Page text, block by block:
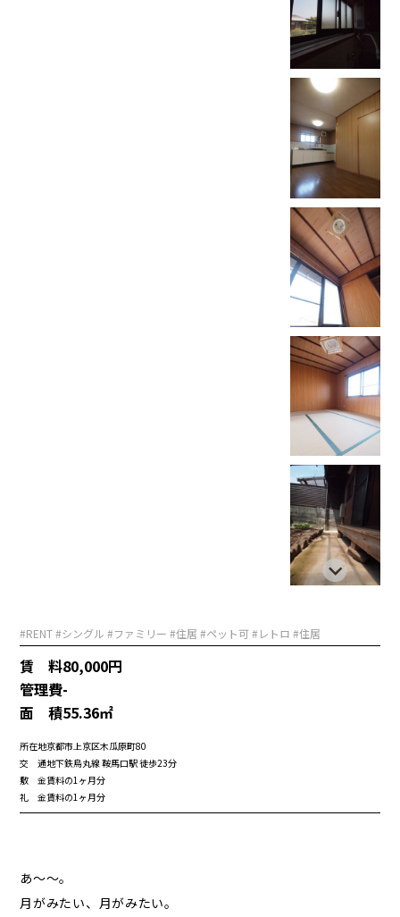
#RENT #シングル #ファミリー #住居 #ペット可 #レトロ #住居
賃 料80,000円
管理費-
面 積55.36㎡
所在地京都市上京区木瓜原町80
交 通地下鉄烏丸線 鞍馬口駅 徒歩23分
敷 金賃料の1ヶ月分
礼 金賃料の1ヶ月分
あ～～。
月がみたい、月がみたい。